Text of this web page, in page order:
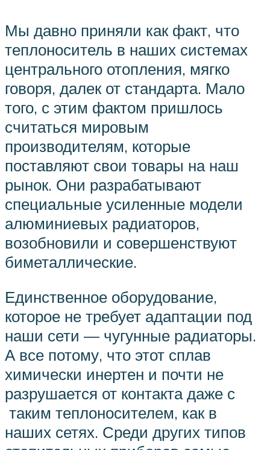
Мы давно приняли как факт, что
теплоноситель в наших системах
центрального отопления, мягко
говоря, далек от стандарта. Мало
того, с этим фактом пришлось
считаться мировым
производителям, которые
поставляют свои товары на наш
рынок. Они разрабатывают
специальные усиленные модели
алюминиевых радиаторов,
возобновили и совершенствуют
биметаллические.
Единственное оборудование,
которое не требует адаптации под
наши сети — чугунные радиаторы.
А все потому, что этот сплав
химически инертен и почти не
разрушается от контакта даже с
таким теплоносителем, как в
наших сетях. Среди других типов